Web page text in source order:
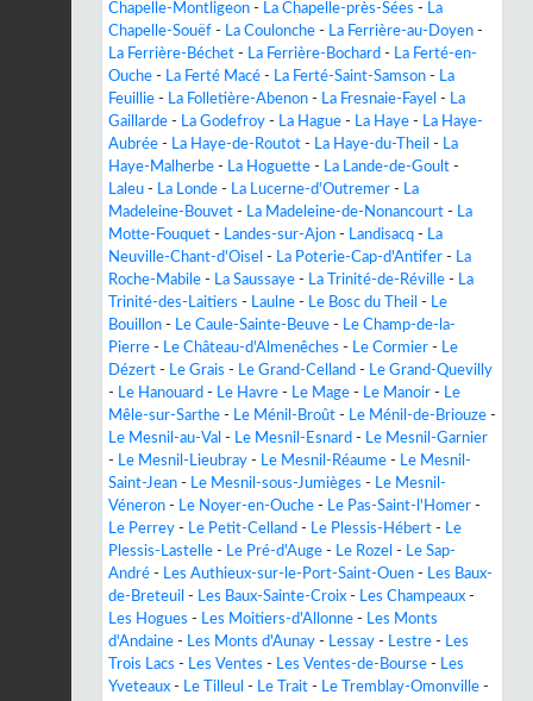
Chapelle-Montligeon - La Chapelle-près-Sées - La
Chapelle-Souëf - La Coulonche - La Ferrière-au-Doyen -
La Ferrière-Béchet - La Ferrière-Bochard - La Ferté-en-
Ouche - La Ferté Macé - La Ferté-Saint-Samson - La
Feuillie - La Folletière-Abenon - La Fresnaie-Fayel - La
Gaillarde - La Godefroy - La Hague - La Haye - La Haye-
Aubrée - La Haye-de-Routot - La Haye-du-Theil - La
Haye-Malherbe - La Hoguette - La Lande-de-Goult -
Laleu - La Londe - La Lucerne-d'Outremer - La
Madeleine-Bouvet - La Madeleine-de-Nonancourt - La
Motte-Fouquet - Landes-sur-Ajon - Landisacq - La
Neuville-Chant-d'Oisel - La Poterie-Cap-d'Antifer - La
Roche-Mabile - La Saussaye - La Trinité-de-Réville - La
Trinité-des-Laitiers - Laulne - Le Bosc du Theil - Le
Bouillon - Le Caule-Sainte-Beuve - Le Champ-de-la-
Pierre - Le Château-d'Almenêches - Le Cormier - Le
Dézert - Le Grais - Le Grand-Celland - Le Grand-Quevilly
- Le Hanouard - Le Havre - Le Mage - Le Manoir - Le
Mêle-sur-Sarthe - Le Ménil-Broût - Le Ménil-de-Briouze -
Le Mesnil-au-Val - Le Mesnil-Esnard - Le Mesnil-Garnier
- Le Mesnil-Lieubray - Le Mesnil-Réaume - Le Mesnil-
Saint-Jean - Le Mesnil-sous-Jumièges - Le Mesnil-
Véneron - Le Noyer-en-Ouche - Le Pas-Saint-l'Homer -
Le Perrey - Le Petit-Celland - Le Plessis-Hébert - Le
Plessis-Lastelle - Le Pré-d'Auge - Le Rozel - Le Sap-
André - Les Authieux-sur-le-Port-Saint-Ouen - Les Baux-
de-Breteuil - Les Baux-Sainte-Croix - Les Champeaux -
Les Hogues - Les Moitiers-d'Allonne - Les Monts
d'Andaine - Les Monts d'Aunay - Lessay - Lestre - Les
Trois Lacs - Les Ventes - Les Ventes-de-Bourse - Les
Yveteaux - Le Tilleul - Le Trait - Le Tremblay-Omonville -